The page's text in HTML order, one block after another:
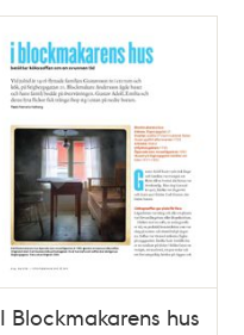
I Blockmakarens hus